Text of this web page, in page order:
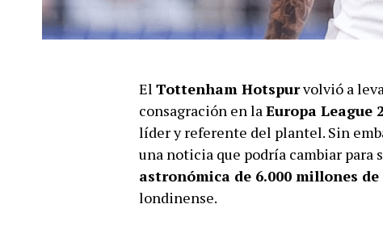
El Tottenham Hotspurvolvió a
consagración en laEuropa League
líder y referente del plantel. Sin
una noticia que podría cambiar para
astronómica de 6.000 millones
londinense.